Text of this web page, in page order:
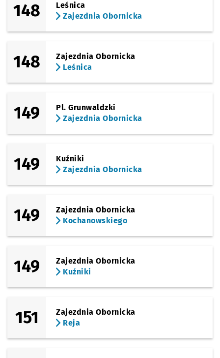
148
Leśnica
Zajezdnia Obornicka
148
Zajezdnia Obornicka
Leśnica
149
Pl. Grunwaldzki
Zajezdnia Obornicka
149
Kuźniki
Zajezdnia Obornicka
149
Zajezdnia Obornicka
Kochanowskiego
149
Zajezdnia Obornicka
Kuźniki
151
Zajezdnia Obornicka
Reja